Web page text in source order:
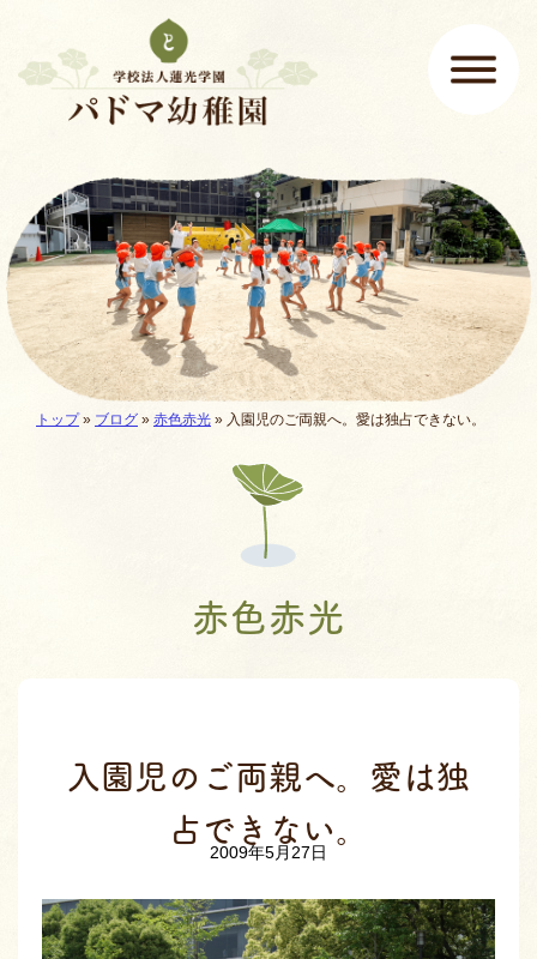
メインメニュー
ここから本文です。
現在地:
トップ» ブログ » 赤色赤光 » 入園児のご両親へ。愛は独占できない。
赤色赤光
入園児のご両親へ。愛は独
占できない。
2009年5月27日